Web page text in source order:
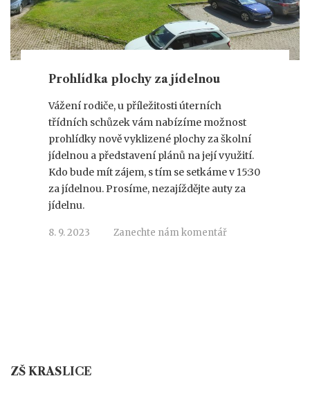
Prohlídka plochy za jídelnou
Vážení rodiče, u příležitosti úterních
třídních schůzek vám nabízíme možnost
prohlídky nově vyklizené plochy za školní
jídelnou a představení plánů na její využití.
Kdo bude mít zájem, s tím se setkáme v 15:30
za jídelnou. Prosíme, nezajíždějte auty za
jídelnu.
8. 9. 2023 Zanechte nám komentář
ZŠ KRASLICE